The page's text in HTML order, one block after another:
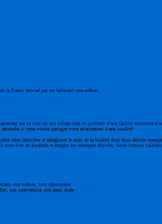
France dessiné par ses habitants eux-mêmes.
sur sa ville ou son village tout en profitant d’une facilité maximale
si vous voulez partager votre attachement à une localité!
vous identifier et enregistrer le nom de la localité dont vous désirez
liste de localités et remplir les rubriques désirées. Seule l'ultime
eux-mêmes, sont répertoriées.
son intervention sera aussi aisée.